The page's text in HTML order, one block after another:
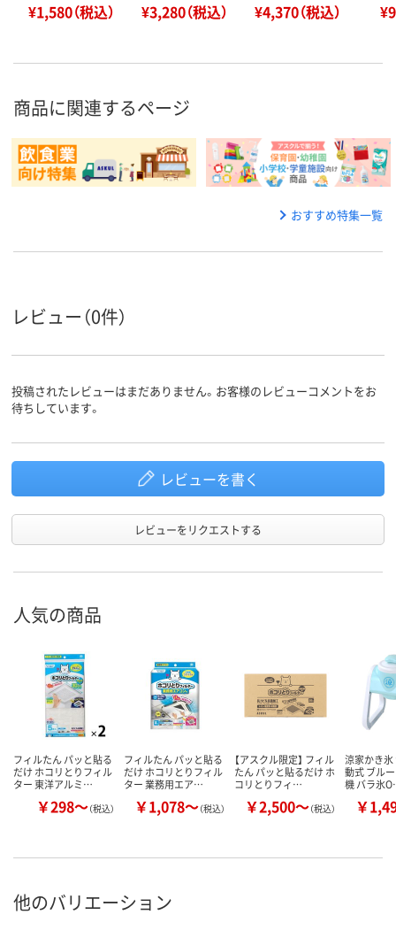
¥1,580（税込） ¥3,280（税込） ¥4,370（税込）
商品に関連するページ
おすすめ特集一覧
レビュー（0件）
投稿されたレビューはまだありません。お客様のレビューコメントをお
待ちしています。
レビューを書く
レビューをリクエストする
人気の商品
フィルたん パッと貼る
だけ ホコリとりフィル
ター 東洋アルミ…
￥298～（税込）
フィルたん パッと貼る
だけ ホコリとりフィル
ター 業務用エア…
￥1,078～（税込）
【アスクル限定】 フィル
たん パッと貼るだけ ホ
コリとりフィ…
￥2,500～（税込）
涼家かき氷
動式 ブル
機 バラ氷
￥
他のバリエーション